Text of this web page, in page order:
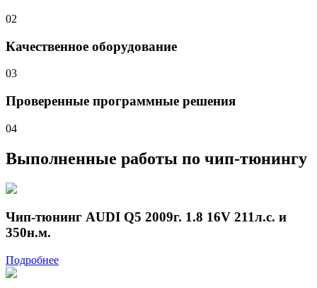
02
Качественное оборудование
03
Проверенные программные решения
04
Выполненные работы по чип-тюнингу
Чип-тюнинг AUDI Q5 2009г. 1.8 16V 211л.с. и
350н.м.
Подробнее